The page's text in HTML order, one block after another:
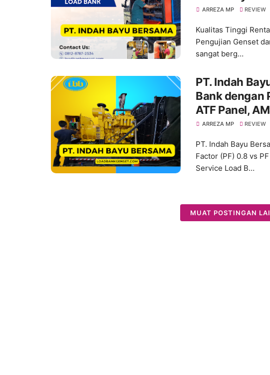
ARREZA MP REVIEW
Kualitas Tinggi
Pengujian Genset
sangat berg…
PT. Indah
Bank dengan
ATF Panel,
Load Bank
ARREZA MP REVIEW
PT. Indah Bayu
Factor (PF) 0.8 vs
Service Load B…
MUAT POSTINGAN